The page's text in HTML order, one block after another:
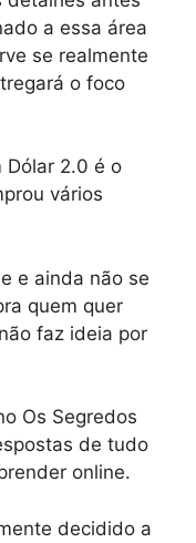
a essa área
se realmente
o foco
Dólar 2.0 é o
vários
e ainda não se
quem quer
faz ideia por
Os Segredos
de tudo
online.
decidido a